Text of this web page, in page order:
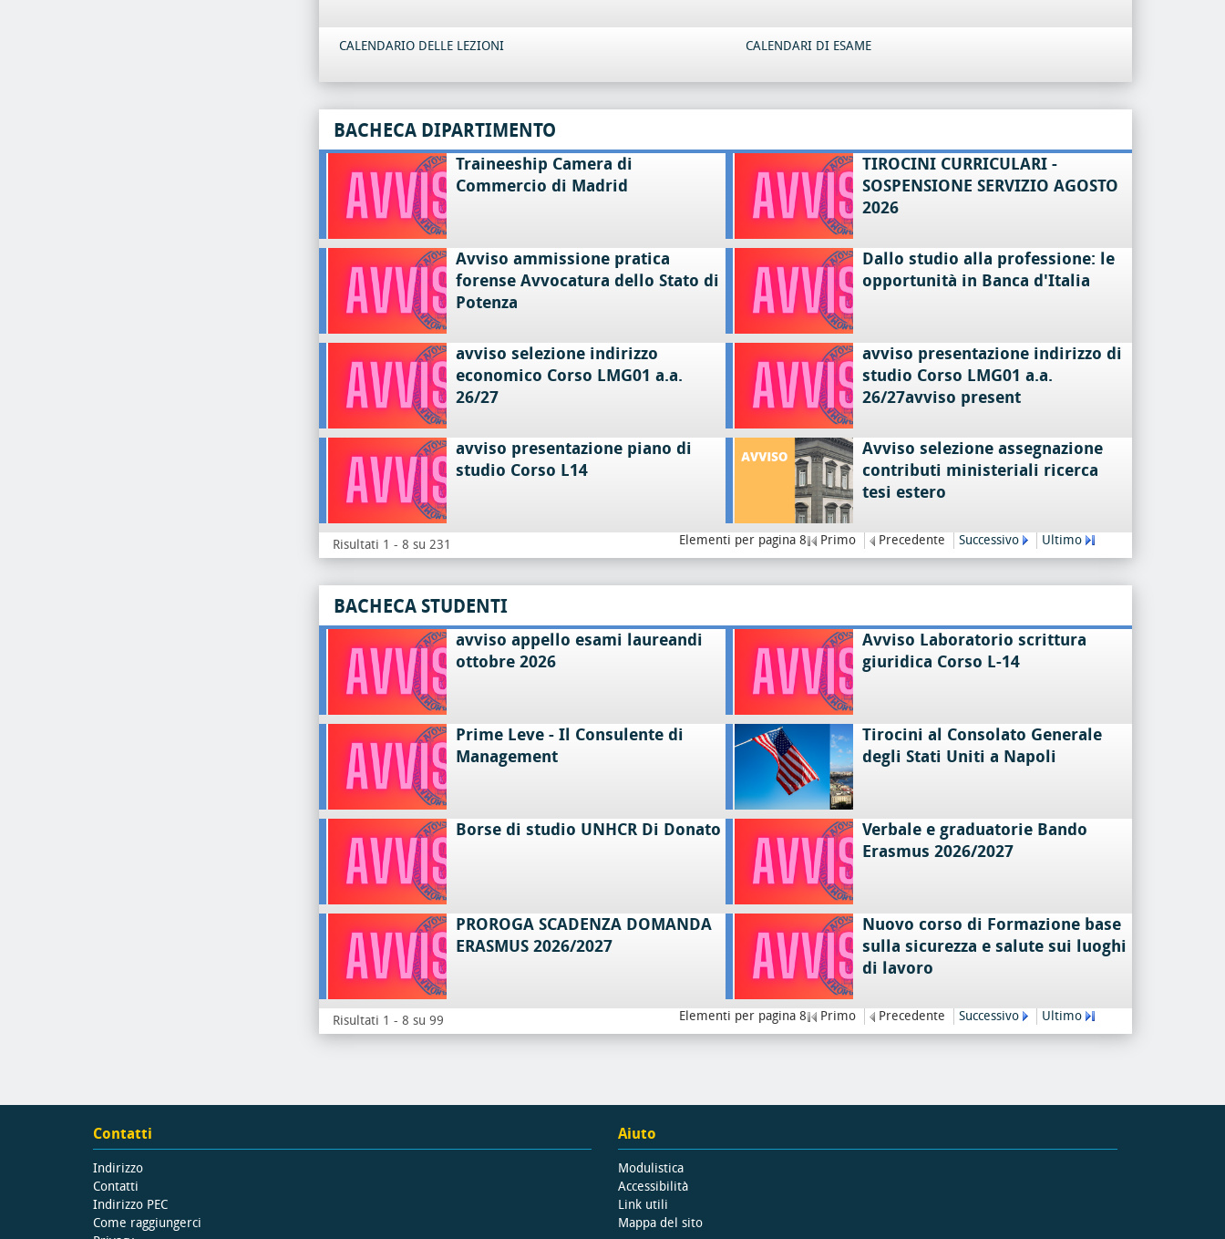
CALENDARIO DELLE LEZIONI CALENDARI DI ESAME
BACHECA DIPARTIMENTO
Traineeship Camera di
Commercio di Madrid
TIROCINI CURRICULARI -
SOSPENSIONE SERVIZIO AGOSTO
2026
Avviso ammissione pratica
forense Avvocatura dello Stato di
Potenza
Dallo studio alla professione: le
opportunità in Banca d'Italia
avviso selezione indirizzo
economico Corso LMG01 a.a.
26/27
avviso presentazione indirizzo di
studio Corso LMG01 a.a.
26/27avviso present
avviso presentazione piano di
studio Corso L14
Avviso selezione assegnazione
contributi ministeriali ricerca
tesi estero
Risultati 1 - 8 su 231 Elementi per pagina 8 Primo Precedente Successivo Ultimo
BACHECA STUDENTI
avviso appello esami laureandi
ottobre 2026
Avviso Laboratorio scrittura
giuridica Corso L-14
Prime Leve - Il Consulente di
Management
Tirocini al Consolato Generale
degli Stati Uniti a Napoli
Borse di studio UNHCR Di Donato
Verbale e graduatorie Bando
Erasmus 2026/2027
PROROGA SCADENZA DOMANDA
ERASMUS 2026/2027
Nuovo corso di Formazione base
sulla sicurezza e salute sui luoghi
di lavoro
Risultati 1 - 8 su 99 Elementi per pagina 8 Primo Precedente Successivo Ultimo
Contatti
Indirizzo
Contatti
Indirizzo PEC
Come raggiungerci
Aiuto
Modulistica
Accessibilità
Link utili
Mappa del sito